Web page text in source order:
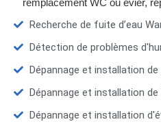
remplacement WC ou évier,
Recherche de fuite d’eau
Détection de problèmes
Dépannage et installation
Dépannage et installation
Dépannage et installation